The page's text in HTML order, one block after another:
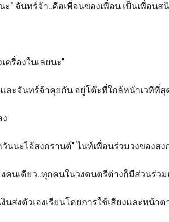
" จันทร์จ้า..คือเพื่อนของเพื่อน เป็นเพื่อน
ครื่องในเลยนะ"
ละจันทร์จ้าคุยกัน อยู่โต๊ะที่ใกล้หน้าเวทีที่สุ
ง
นนะไอ้สงกรานต์" ไนท์เพื่อนร่วมวงของส
คนเดียว..ทุกคนในวงดนตรีต่างก็มีส่วนร่วม
นส่งตัวเองเรียนโดยการใช้เสียงและหน้าต